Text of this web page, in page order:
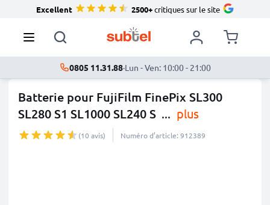
Excellent 2500+critiques sur le site
0805 11.31.88·Lun - Ven: 10:00 - 21:00
Batterie pour FujiFilm FinePix SL300
SL280 S1 SL1000 SL240 S ... plus
(10 avis) Numéro d’article: 912389